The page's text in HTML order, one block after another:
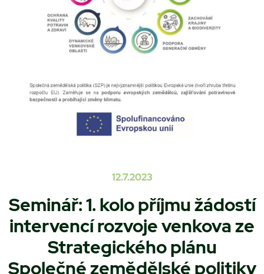
12.7.2023
Seminář: 1. kolo příjmu žádostí
intervencí rozvoje venkova ze
Strategického plánu
Společné zemědělské politiky